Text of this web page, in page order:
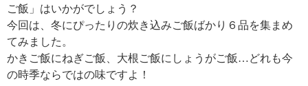
K
デ
ュ
ケ
ご飯」はいかがでしょう？
今回は、冬にぴったりの炊き込みご飯ばかり６品を集まめ
てみました。
かきご飯にねぎご飯、大根ご飯にしょうがご飯…どれも今
の時季ならではの味ですよ！